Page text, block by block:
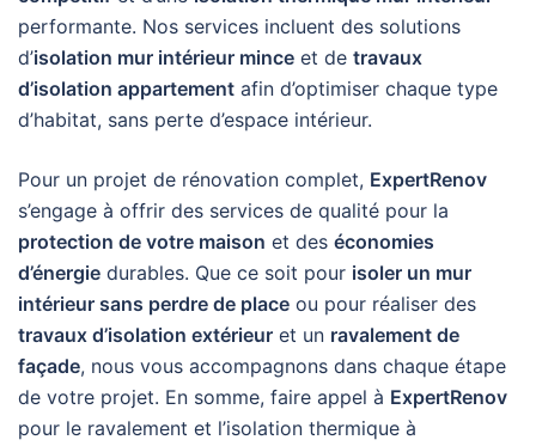
performante. Nos services incluent des solutions
d’isolation mur intérieur mince et de travaux
d’isolation appartement afin d’optimiser chaque type
d’habitat, sans perte d’espace intérieur.
Pour un projet de rénovation complet, ExpertRenov
s’engage à offrir des services de qualité pour la
protection de votre maison et des économies
d’énergie durables. Que ce soit pour isoler un mur
intérieur sans perdre de place ou pour réaliser des
travaux d’isolation extérieur et un ravalement de
façade, nous vous accompagnons dans chaque étape
de votre projet. En somme, faire appel à ExpertRenov
pour le ravalement et l’isolation thermique à